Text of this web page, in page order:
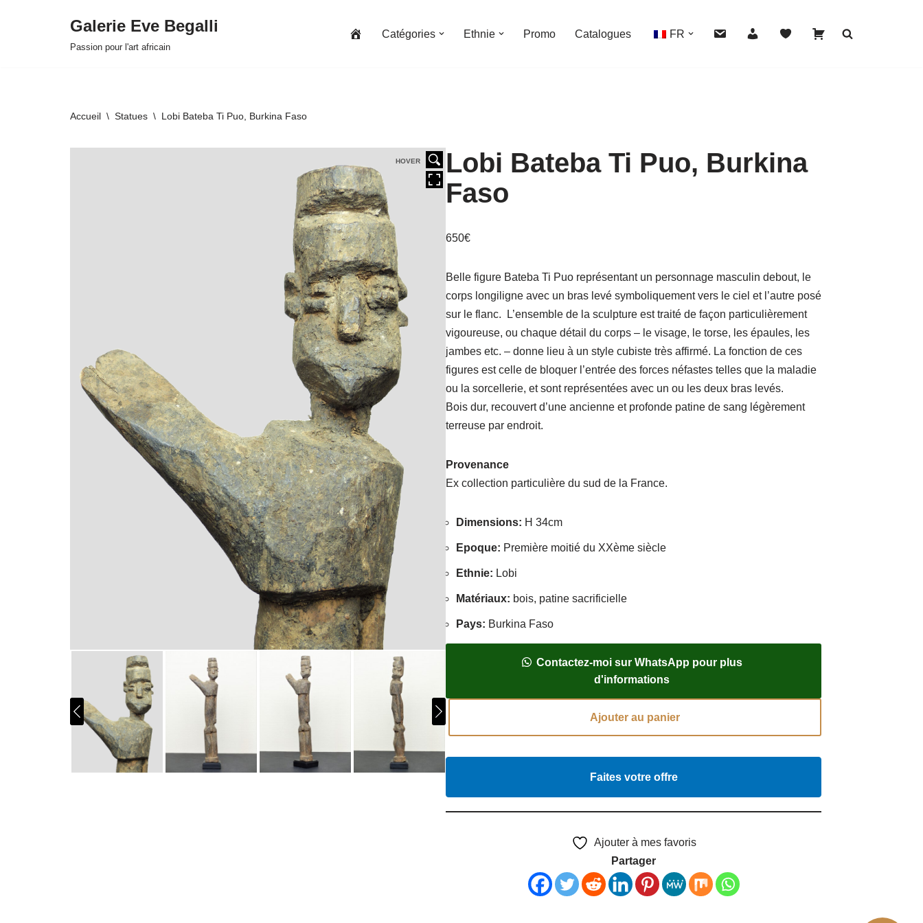
Galerie Eve Begalli
Passion pour l'art africain
Catégories Ethnie Promo Catalogues FR
Accueil \ Statues \ Lobi Bateba Ti Puo, Burkina Faso
HOVER HOVER
Lobi Bateba Ti Puo, Burkina
Faso
650€
Belle figure Bateba Ti Puo représentant un personnage masculin debout, le
corps longiligne avec un bras levé symboliquement vers le ciel et l’autre posé
sur le flanc. L’ensemble de la sculpture est traité de façon particulièrement
vigoureuse, ou chaque détail du corps – le visage, le torse, les épaules, les
jambes etc. – donne lieu à un style cubiste très affirmé. La fonction de ces
figures est celle de bloquer l’entrée des forces néfastes telles que la maladie
ou la sorcellerie, et sont représentées avec un ou les deux bras levés.
Bois dur, recouvert d’une ancienne et profonde patine de sang légèrement
terreuse par endroit.
Provenance
Ex collection particulière du sud de la France.
Dimensions: H 34cm
Epoque: Première moitié du XXème siècle
Ethnie: Lobi
Matériaux: bois, patine sacrificielle
Pays: Burkina Faso
Contactez-moi sur WhatsApp pour plus
d'informations
Ajouter au panier
Faites votre offre
Ajouter à mes favoris
Partager